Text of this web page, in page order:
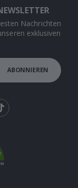
Nachrichten
exklusiven
ABONNIEREN